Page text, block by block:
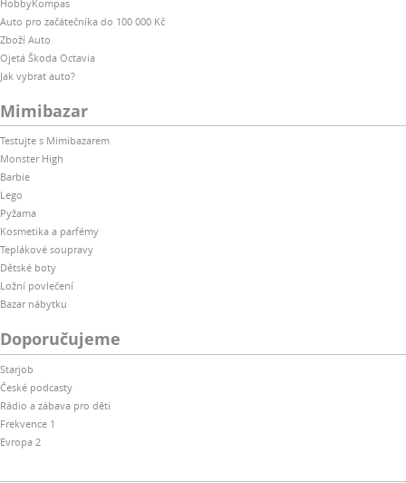
HobbyKompas
Auto pro začátečníka do 100 000 Kč
Zboží Auto
Ojetá Škoda Octavia
Jak vybrat auto?
Mimibazar
Testujte s Mimibazarem
Monster High
Barbie
Lego
Pyžama
Kosmetika a parfémy
Teplákové soupravy
Dětské boty
Ložní povlečení
Bazar nábytku
Doporučujeme
Starjob
České podcasty
Rádio a zábava pro děti
Frekvence 1
Evropa 2